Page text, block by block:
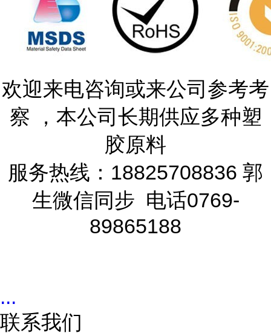
欢迎来电咨询或来公司参考考
察 ，本公司长期供应多种塑
胶原料
服务热线：18825708836 郭
生微信同步 电话0769-
89865188
...
联系我们